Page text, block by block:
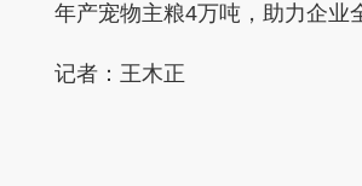
年产宠物主粮4万吨，助力企业
记者： 王木正